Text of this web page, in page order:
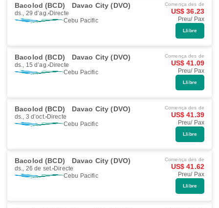
Bacolod (BCD) Davao City (DVO)
ds., 29 d’ag. Directe
Cebu Pacific
Comença des de
US$ 36.23
Preu/ Pax
Llibre
Bacolod (BCD) Davao City (DVO)
ds., 15 d’ag. Directe
Cebu Pacific
Comença des de
US$ 41.09
Preu/ Pax
Llibre
Bacolod (BCD) Davao City (DVO)
ds., 3 d’oct. Directe
Cebu Pacific
Comença des de
US$ 41.39
Preu/ Pax
Llibre
Bacolod (BCD) Davao City (DVO)
ds., 26 de set. Directe
Cebu Pacific
Comença des de
US$ 41.62
Preu/ Pax
Llibre